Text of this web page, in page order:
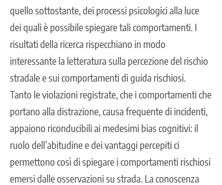
quello sottostante, dei processi psicologici alla luce
dei quali è possibile spiegare tali comportamenti. I
risultati della ricerca rispecchiano in modo
interessante la letteratura sulla percezione del rischio
stradale e sui comportamenti di guida rischiosi.
Tanto le violazioni registrate, che i comportamenti che
portano alla distrazione, causa frequente di incidenti,
appaiono riconducibili ai medesimi bias cognitivi: il
ruolo dell’abitudine e dei vantaggi percepiti ci
permettono così di spiegare i comportamenti rischiosi
emersi dalle osservazioni su strada. La conoscenza